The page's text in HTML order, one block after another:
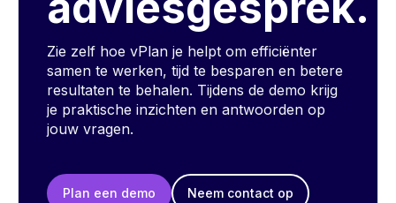
Zie zelf hoe vPlan je helpt om efficiënter
samen te werken, tijd te besparen en betere
resultaten te behalen. Tijdens de demo krijg
je praktische inzichten en antwoorden op
jouw vragen.
Plan een demo Neem contact op